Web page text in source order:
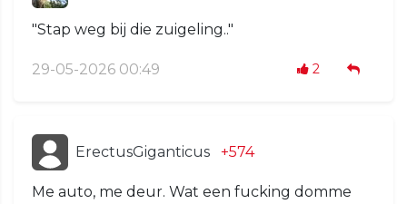
"Stap weg bij die zuigeling.."
29-05-2026 00:49 2
ErectusGiganticus +574
Me auto, me deur. Wat een fucking domme